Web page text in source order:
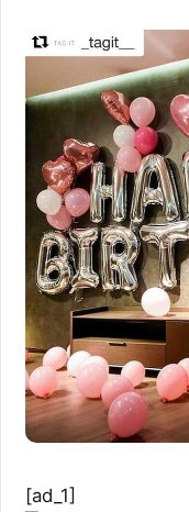
[ad_1]